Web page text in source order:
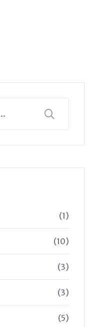
(1)
(10)
(3)
(3)
(5)